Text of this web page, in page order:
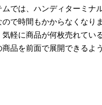
では、ハンディターミナ
で時間もかからなくなり
軽に商品が何枚売れてい
品を前面で展開できるよ